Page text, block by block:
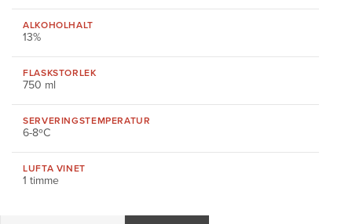
ALKOHOLHALT
13%
FLASKSTORLEK
750 ml
SERVERINGSTEMPERATUR
6-8ºC
LUFTA VINET
1 timme